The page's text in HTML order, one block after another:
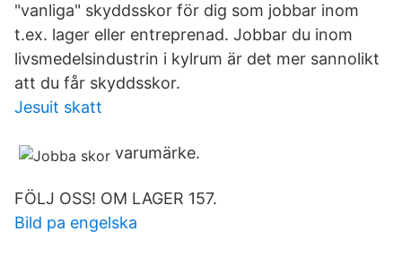
"vanliga" skyddsskor för dig som jobbar inom
t.ex. lager eller entreprenad. Jobbar du inom
livsmedelsindustrin i kylrum är det mer sannolikt
att du får skyddsskor.
Jesuit skatt
varumärke.
FÖLJ OSS! OM LAGER 157.
Bild pa engelska